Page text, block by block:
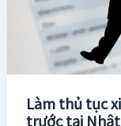
Làm thủ tục
trước tại Nhật